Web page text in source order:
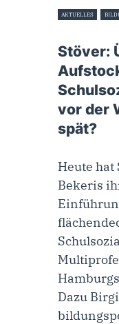
AKTUELLES
Stöver:
vor der
spät?
Heute
Bekeris
Dazu